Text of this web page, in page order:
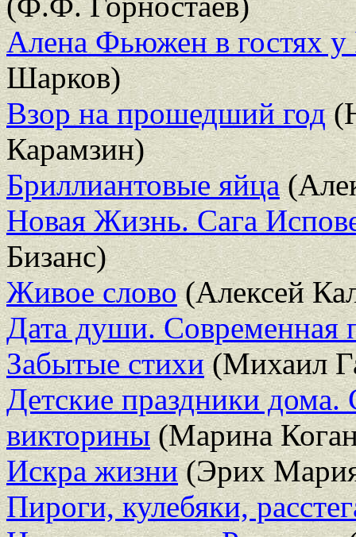
Алена Фьюжен в гостях у
Шарков)
Взор на прошедший год
Карамзин)
Бриллиантовые яйца
Новая Жизнь. Сага
Бизанс)
Живое слово(Алексей
Дата души. Cовременная
Забытые стихи(Михаил
Детские праздники
викторины(Марина
Искра жизни(Эрих
Пироги, кулебяки,